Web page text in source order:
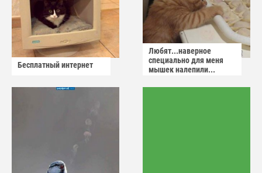
Бесплатный интернет
Любят...наверное
специально для меня
мышек налепили...